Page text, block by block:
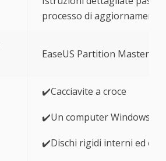
processo di aggiornamento
EaseUS Partition Master
✔️Cacciavite a croce
✔️Un computer Windows
✔️Dischi rigidi interni ed